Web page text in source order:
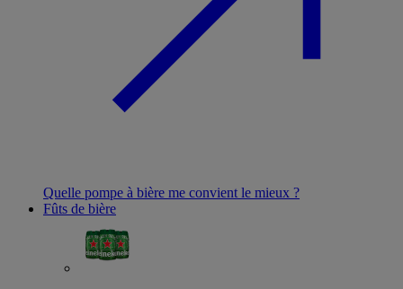
Quelle pompe à bière me convient le mieux ?
Fûts de bière